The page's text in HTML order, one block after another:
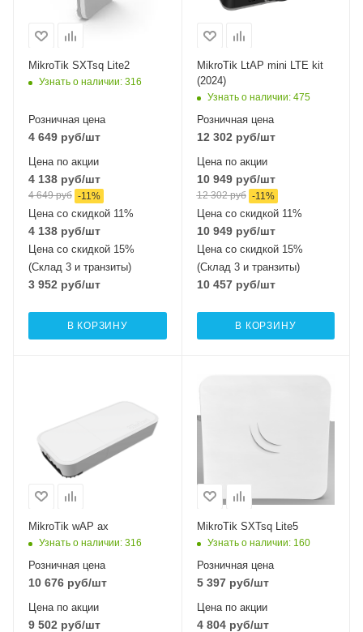
Wi-Fi интерфейсы
2.4 ГГц 802.11b/g/n
MIMO2x2
MikroTik SXTsq Lite2
Узнать о наличии: 316
Розничная цена
4 649 руб/шт
Цена по акции
4 138 руб/шт
4 649руб -11%
Цена со скидкой 11%
4 138 руб/шт
Цена со скидкой 15%
(Склад 3 и транзиты)
3 952 руб/шт
В КОРЗИНУ
интерфейсы
Ethernet
Wi-Fi интерфейсы
2.4 ГГц 802.11b/g/n
MIMO2x2
MikroTik LtAP mini LTE kit
(2024)
Узнать о наличии: 475
Розничная цена
12 302 руб/шт
Цена по акции
10 949руб/шт
12 302руб -11%
Цена со скидкой 11%
10 949руб/шт
Цена со скидкой 15%
(Склад 3 и транзиты)
10 457руб/шт
В КОРЗИНУ
2xGigabitEthernet
Wi-Fi интерфейсы
Два: 5 ГГц
MIMO2x2 + 2,4 ГГЦ
MikroTik wAP ax
Узнать о наличии: 316
Розничная цена
10 676 руб/шт
Цена по акции
9 502 руб/шт
1x10/100 Mbps
5 ГГц 802.11a/n
MIMO2x2
MikroTik SXTsq Lite5
Узнать о наличии: 160
Розничная цена
5 397руб/шт
Цена по акции
4 804руб/шт